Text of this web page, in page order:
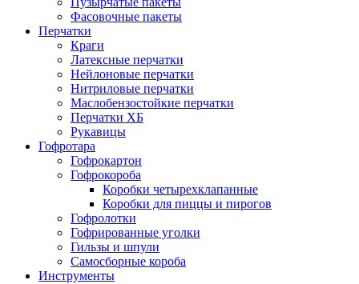
Фасовочные пакеты
Перчатки
Краги
Латексные перчатки
Нейлоновые перчатки
Нитриловые перчатки
Маслобензостойкие перчатки
Перчатки ХБ
Рукавицы
Гофротара
Гофрокартон
Гофрокороба
Коробки четырехклапанные
Коробки для пиццы и пирогов
Гофролотки
Гофрированные уголки
Гильзы и шпули
Самосборные короба
Инструменты